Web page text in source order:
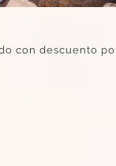
con descuento